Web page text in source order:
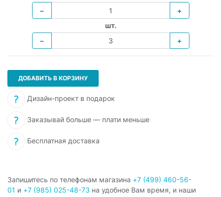
−
+
шт.
−
+
ДОБАВИТЬ В КОРЗИНУ
Дизайн-проект в подарок
Заказывай больше — плати меньше
Бесплатная доставка
Запишитесь по телефонам магазина +7 (499) 460-56-
01 и +7 (985) 025-48-73 на удобное Вам время, и наши